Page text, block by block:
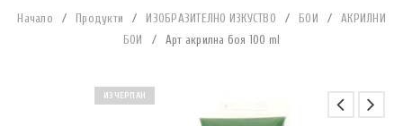
Начало / Продукти / ИЗОБРАЗИТЕЛНО ИЗКУСТВО / БОИ /
АКРИЛНИ
БОИ
/ Арт акрилна боя 100 ml
ИЗЧЕРПАН